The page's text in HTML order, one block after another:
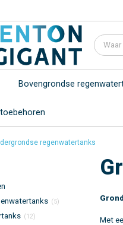
Bovengrondse
regenwatertanks
(5)
(12) Met